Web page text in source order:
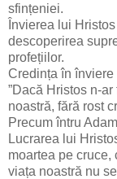
sfințeniei.
Învierea lui
descoperirea
profețiilor.
Credința în
”Dacă Hristos n-
noastră, fără rost
Precum întru
Lucrarea lui
moartea pe cruce,
viața noastră nu